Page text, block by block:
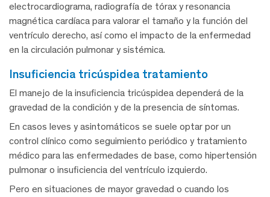
electrocardiograma, radiografía de tórax y resonancia
magnética cardíaca para valorar el tamaño y la función del
ventrículo derecho, así como el impacto de la enfermedad
en la circulación pulmonar y sistémica.
insuficiencia tricúspidea tratamiento
El manejo de la insuficiencia tricúspidea dependerá de la
gravedad de la condición y de la presencia de síntomas.
En casos leves y asintomáticos se suele optar por un
control clínico como seguimiento periódico y tratamiento
médico para las enfermedades de base, como hipertensión
pulmonar o insuficiencia del ventrículo izquierdo.
Pero en situaciones de mayor gravedad o cuando los